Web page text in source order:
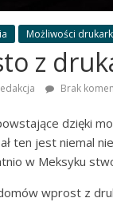
Możliwości
z
Brak
dzięki
ten jest niemal
w Meksyku
wprost z